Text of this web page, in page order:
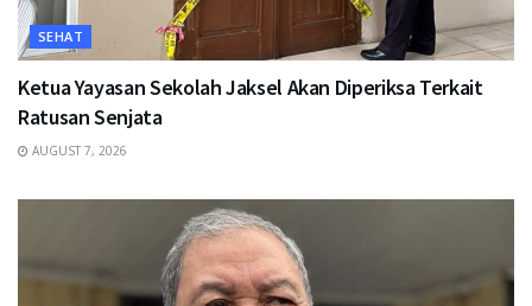
SEHAT
Ketua Yayasan Sekolah Jaksel Akan Diperiksa Terkait
Ratusan Senjata
AUGUST 7, 2026